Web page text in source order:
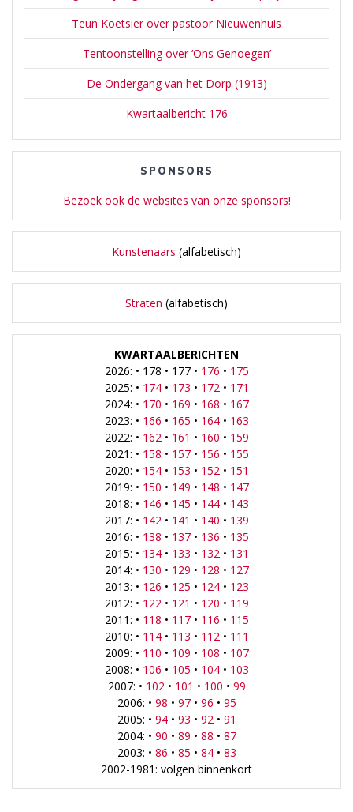
Teun Koetsier over pastoor Nieuwenhuis
Tentoonstelling over ‘Ons Genoegen’
De Ondergang van het Dorp (1913)
Kwartaalbericht 176
SPONSORS
Bezoek ook de websites van onze sponsors!
Kunstenaars (alfabetisch)
Straten (alfabetisch)
KWARTAALBERICHTEN
2026: • 178 • 177 • 176 • 175
2025: • 174• 173 • 172• 171
2024: • 170 • 169 • 168 • 167
2023: • 166 • 165 • 164• 163
2022: • 162• 161 • 160 • 159
2021: • 158 • 157• 156 • 155
2020: • 154• 153 • 152• 151
2019: • 150 • 149 • 148 • 147
2018: • 146 • 145 • 144• 143
2017: • 142• 141 • 140 • 139
2016: • 138 • 137• 136 • 135
2015: • 134• 133 • 132• 131
2014: • 130 • 129 • 128 • 127
2013: • 126 • 125 • 124• 123
2012: • 122• 121 • 120 • 119
2011: • 118 • 117• 116 • 115
2010: • 114• 113 • 112• 111
2009: • 110 • 109 • 108 • 107
2008: • 106 • 105 • 104• 103
2007: • 102• 101 • 100 • 99
2006: • 98 • 97• 96 • 95
2005: • 94• 93 • 92• 91
2004: • 90 • 89 • 88 • 87
2003: • 86 • 85 • 84• 83
2002-1981: volgen binnenkort